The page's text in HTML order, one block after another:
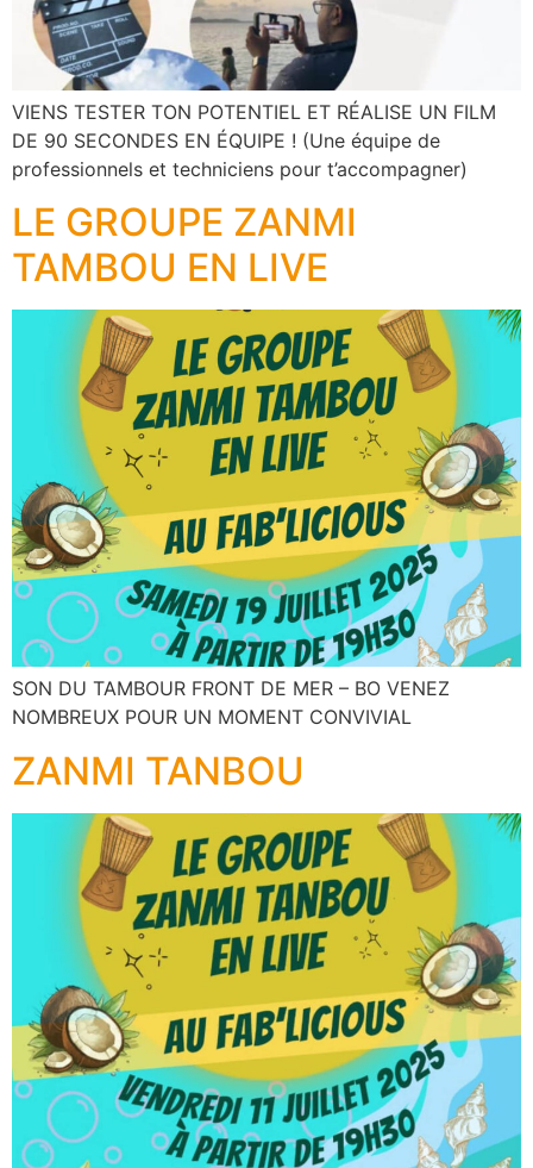
VIENS TESTER TON POTENTIEL ET RÉALISE UN FILM
DE 90 SECONDES EN ÉQUIPE ! (Une équipe de
professionnels et techniciens pour t’accompagner)
LE GROUPE ZANMI
TAMBOU EN LIVE
SON DU TAMBOUR FRONT DE MER – BO VENEZ
NOMBREUX POUR UN MOMENT CONVIVIAL
ZANMI TANBOU